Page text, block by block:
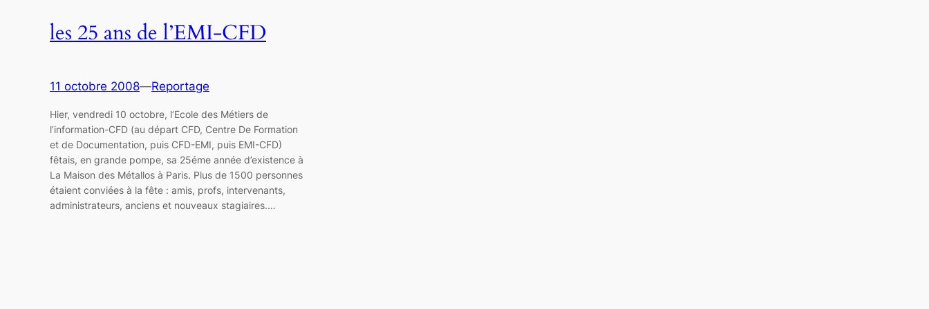
les 25 ans de l’EMI-CFD
11 octobre 2008—Reportage
Hier, vendredi 10 octobre, l’Ecole des Métiers de
l’information-CFD (au départ CFD, Centre De Formation
et de Documentation, puis CFD-EMI, puis EMI-CFD)
fêtais, en grande pompe, sa 25éme année d’existence à
La Maison des Métallos à Paris. Plus de 1500 personnes
étaient conviées à la fête : amis, profs, intervenants,
administrateurs, anciens et nouveaux stagiaires.…